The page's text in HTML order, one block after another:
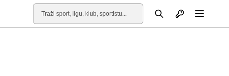
Pretraga Otvori profil